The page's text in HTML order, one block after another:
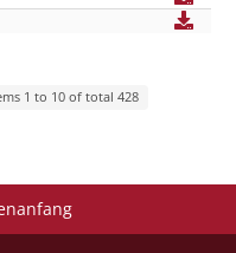
1 to 10 of total 428